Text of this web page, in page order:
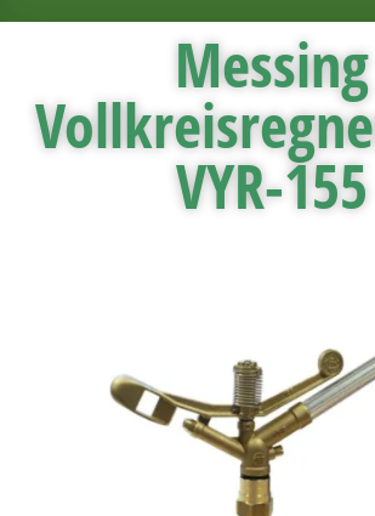
Messing
VYR-155